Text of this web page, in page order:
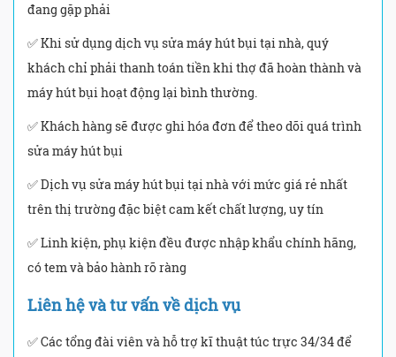
đang gặp phải
✅ Khi sử dụng dịch vụ sửa máy hút bụi tại nhà, quý
khách chỉ phải thanh toán tiền khi thợ đã hoàn thành và
máy hút bụi hoạt động lại bình thường.
✅ Khách hàng sẽ được ghi hóa đơn để theo dõi quá trình
sửa máy hút bụi
✅ Dịch vụ sửa máy hút bụi tại nhà với mức giá rẻ nhất
trên thị trường đặc biệt cam kết chất lượng, uy tín
✅ Linh kiện, phụ kiện đều được nhập khẩu chính hãng,
có tem và bảo hành rõ ràng
Liên hệ và tư vấn về dịch vụ
✅ Các tổng đài viên và hỗ trợ kĩ thuật túc trực 34/34 để